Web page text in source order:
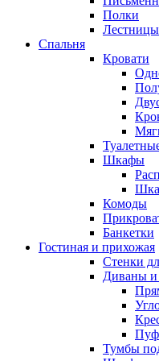
Полки
Лестницы
Спальня
Кровати
Шкафы
Комоды
Банкетки
Гостиная и прихожая
Стенки
Диваны и
Тумбы